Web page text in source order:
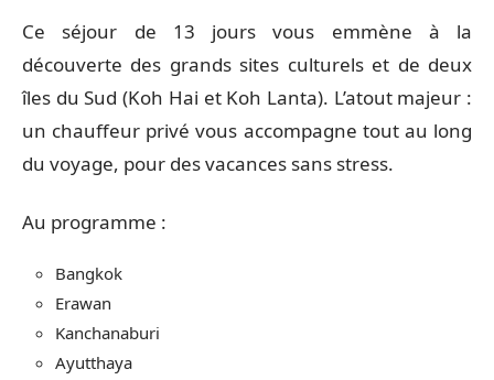
Ce séjour de 13 jours vous emmène à la
découverte des grands sites culturels et de deux
îles du Sud (Koh Hai et Koh Lanta). L’atout majeur :
un chauffeur privé vous accompagne tout au long
du voyage, pour des vacances sans stress.
Au programme :
Bangkok
Erawan
Kanchanaburi
Ayutthaya